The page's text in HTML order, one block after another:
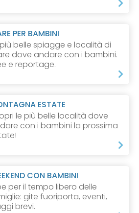
PER BAMBINI
belle spiagge e località di
dove andare con i bambini.
e reportage.
ESTATE
le più belle località dove
con i bambini la prossima
CON BAMBINI
per il tempo libero delle
gite fuoriporta, eventi,
brevi.